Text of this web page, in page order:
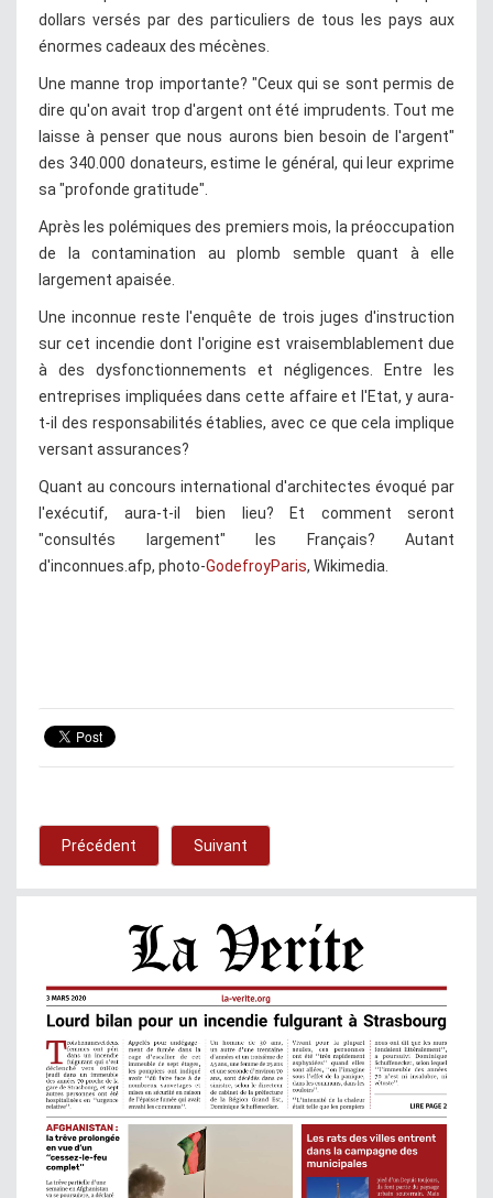
dollars versés par des particuliers de tous les pays aux
énormes cadeaux des mécènes.
Une manne trop importante? "Ceux qui se sont permis de
dire qu'on avait trop d'argent ont été imprudents. Tout me
laisse à penser que nous aurons bien besoin de l'argent"
des 340.000 donateurs, estime le général, qui leur exprime
sa "profonde gratitude".
Après les polémiques des premiers mois, la préoccupation
de la contamination au plomb semble quant à elle
largement apaisée.
Une inconnue reste l'enquête de trois juges d'instruction
sur cet incendie dont l'origine est vraisemblablement due
à des dysfonctionnements et négligences. Entre les
entreprises impliquées dans cette affaire et l'Etat, y aura-
t-il des responsabilités établies, avec ce que cela implique
versant assurances?
Quant au concours international d'architectes évoqué par
l'exécutif, aura-t-il bien lieu? Et comment seront
"consultés largement" les Français? Autant
d'inconnues.afp, photo-GodefroyParis, Wikimedia.
Précédent Suivant